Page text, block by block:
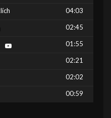
04:03
02:45
01:55
02:21
02:02
00:59